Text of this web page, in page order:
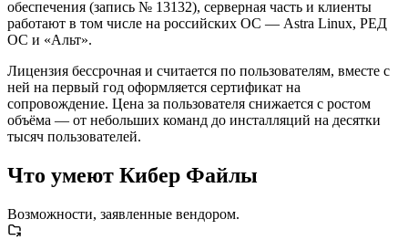
обеспечения (запись № 13132), серверная часть и клиенты
работают в том числе на российских ОС — Astra Linux, РЕД
ОС и «Альт».
Лицензия бессрочная и считается по пользователям, вместе с
ней на первый год оформляется сертификат на
сопровождение. Цена за пользователя снижается с ростом
объёма — от небольших команд до инсталляций на десятки
тысяч пользователей.
Что умеют Кибер Файлы
Возможности, заявленные вендором.